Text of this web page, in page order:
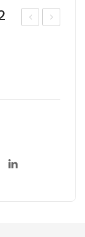
FRI
LA
NO